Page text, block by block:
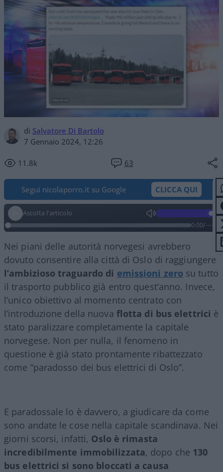
di Salvatore Di Bartolo
7 Gennaio 2024, 12:26
11.8k 63
Segui nicolaporro.it su Google CLICCA QUI
Ascolta l'articolo
0:00/--:--
Nei piani delle autorità norvegesi avrebbero
dovuto consentire alla città di Oslo di raggiungere
l’ambizioso traguardo di emissioni zero su tutto
il trasporto pubblico già entro quest’anno. Invece,
l’unico obiettivo al momento centrato con
l’introduzione della nuova flotta di bus elettrici è
stato paralizzare completamente la capitale
norvegese. Non per nulla, il fenomeno in
questione è già stato prontamente ribattezzato
come “paradosso dei bus elettrici di Oslo”.
E paradossale lo è davvero, a giudicare da come
sono andate le cose nella capitale scandinava. Nei
giorni scorsi, infatti, Oslo è rimasta
incredibilmente immobilizzata, dopo che 130
bus elettrici si sono bloccati a causa